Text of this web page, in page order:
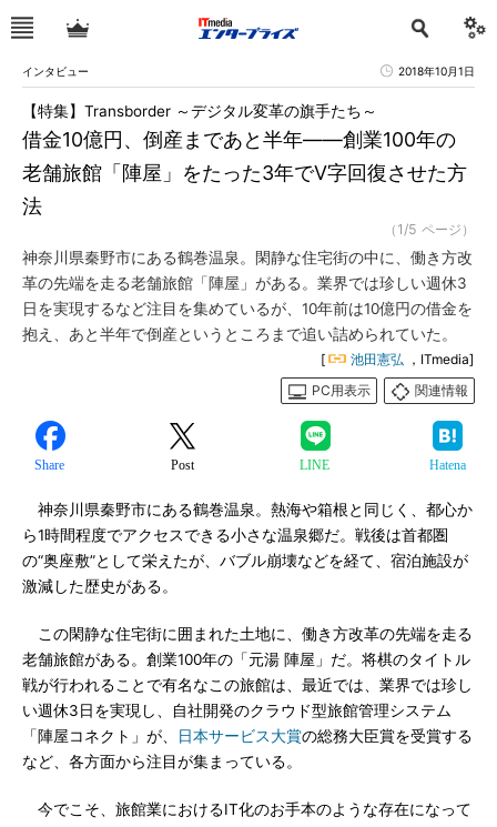
インタビュー 2018年10月1日
借金10億円、倒産まであと半年――創業100年の
老舗旅館「陣屋」をたった3年でV字回復させた方
法
【特集】Transborder ～デジタル変革の旗手たち～
（1/5 ページ）
神奈川県秦野市にある鶴巻温泉。閑静な住宅街の中に、働き方改
革の先端を走る老舗旅館「陣屋」がある。業界では珍しい週休3
日を実現するなど注目を集めているが、10年前は10億円の借金を
抱え、あと半年で倒産というところまで追い詰められていた。
[ 池田憲弘 ，ITmedia]
PC用表示
関連情報
Share Post LINE Hatena
神奈川県秦野市にある鶴巻温泉。熱海や箱根と同じく、都心か
ら1時間程度でアクセスできる小さな温泉郷だ。戦後は首都圏
の“奥座敷”として栄えたが、バブル崩壊などを経て、宿泊施設が
激減した歴史がある。
この閑静な住宅街に囲まれた土地に、働き方改革の先端を走る
老舗旅館がある。創業100年の「元湯 陣屋」だ。将棋のタイトル
戦が行われることで有名なこの旅館は、最近では、業界では珍し
い週休3日を実現し、自社開発のクラウド型旅館管理システム
「陣屋コネクト」が、
日本サービス大賞の総務大臣賞を受賞する
など、各方面から注目が集まっている。
今でこそ、旅館業におけるIT化のお手本のような存在になって